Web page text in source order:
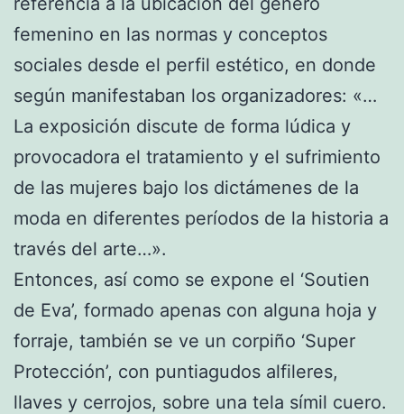
femenino en las normas y conceptos
sociales desde el perfil estético, en donde
según manifestaban los organizadores: «…
La exposición discute de forma lúdica y
provocadora el tratamiento y el sufrimiento
de las mujeres bajo los dictámenes de la
moda en diferentes períodos de la historia a
través del arte…».
Entonces, así como se expone el ‘Soutien
de Eva’, formado apenas con alguna hoja y
forraje, también se ve un corpiño ‘Super
Protección’, con puntiagudos alfileres,
llaves y cerrojos, sobre una tela símil cuero.